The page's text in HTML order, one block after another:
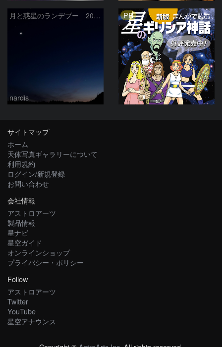
月と惑星のランデブー 2026/06/19
nardis
PR
サイトマップ
ホーム
天体写真ギャラリーについて
利用規約
ログイン/新規登録
お問い合わせ
会社情報
アストロアーツ
製品情報
星ナビ
星空ガイド
オンラインショップ
プライバシー・ポリシー
Follow
アストロアーツ
Twitter
YouTube
星空アナウンス